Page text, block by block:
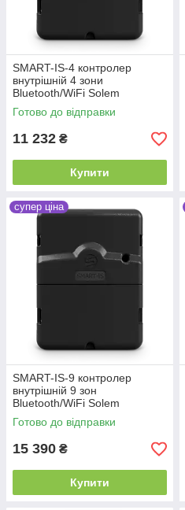
SMART-IS-4 контролер
внутрішній 4 зони
Bluetooth/WiFi Solem
Готово до відправки
11 232 ₴
Купити
супер ціна
SMART-IS-9 контролер
внутрішній 9 зон
Bluetooth/WiFi Solem
Готово до відправки
15 390 ₴
Купити